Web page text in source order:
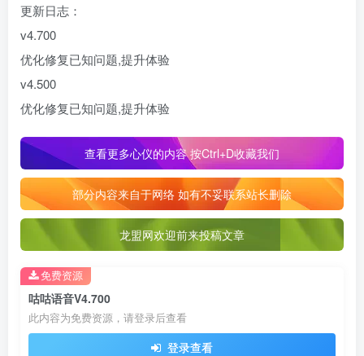
更新日志：
v4.700
优化修复已知问题,提升体验
v4.500
优化修复已知问题,提升体验
查看更多心仪的内容 按Ctrl+D收藏我们
部分内容来自于网络 如有不妥联系站长删除
龙盟网欢迎前来投稿文章
咕咕语音V4.700
此内容为免费资源，请登录后查看
登录查看
免费资源